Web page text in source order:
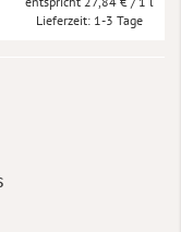
Lieferzeit 1-3 Tage